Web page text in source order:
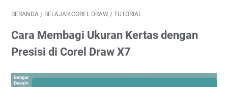
BERANDA / BELAJAR COREL DRAW / TUTORIAL
Cara Membagi Ukuran Kertas dengan
Presisi di Corel Draw X7